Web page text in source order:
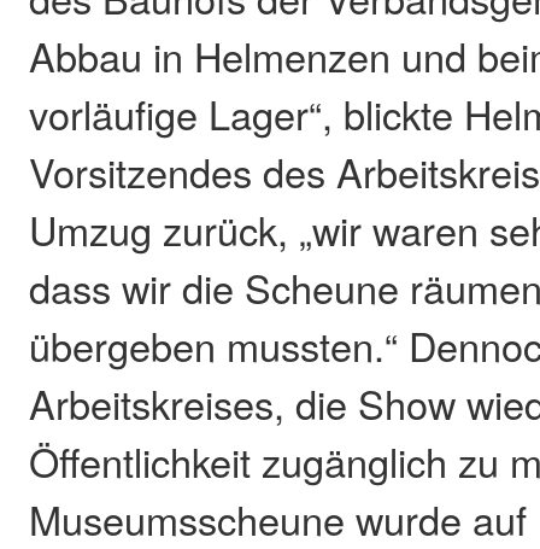
Abbau in Helmenzen und
vorläufige Lager“, blickte
Vorsitzendes des
Umzug zurück, „wir waren
dass wir die Scheune
übergeben mussten.“
Arbeitskreises, die Show
Öffentlichkeit zugänglich zu
Museumsscheune wurde